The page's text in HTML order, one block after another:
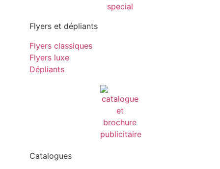
Flyers et dépliants
Flyers classiques
Flyers luxe
Dépliants
Catalogues